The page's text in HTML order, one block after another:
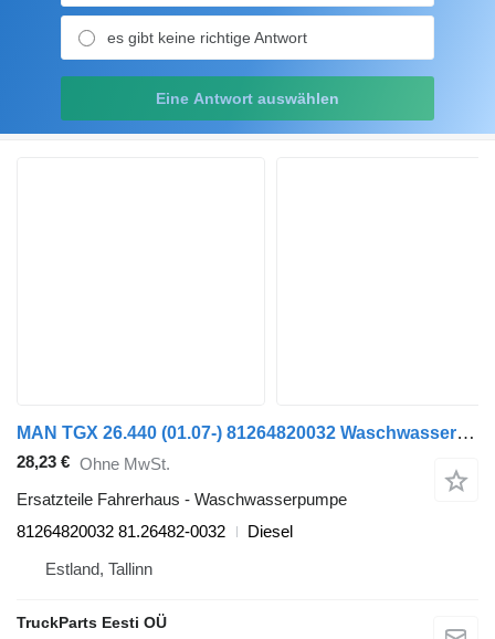
es gibt keine richtige Antwort
Eine Antwort auswählen
MAN TGX 26.440 (01.07-) 81264820032 Waschwasserpumpe für MAN TGL, TGM, TGS, TGX (2005-2021) Sattelzugmaschine
28,23 € Ohne MwSt.
Ersatzteile Fahrerhaus - Waschwasserpumpe
81264820032 81.26482-0032
Diesel
Estland, Tallinn
TruckParts Eesti OÜ